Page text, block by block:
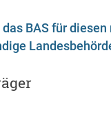
BAS für diesen